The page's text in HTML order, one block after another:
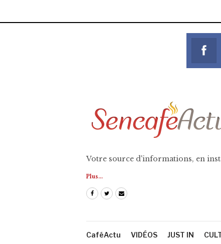
Votre source d'informations, en
Plus...
CaféActu VIDÉOS JUST IN